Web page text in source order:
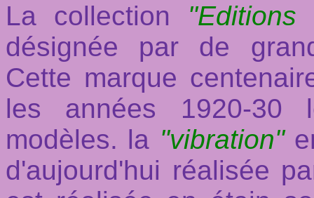
La collection "Editions
désignée par de
Cette marque
les années 1920-30
modèles. la "vibration"
d'aujourd'hui réalisée